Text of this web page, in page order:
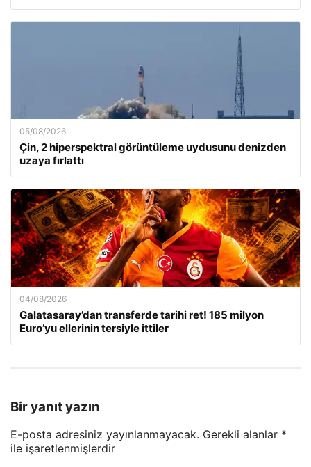
05/08/2026
Çin, 2 hiperspektral görüntüleme uydusunu denizden
uzaya fırlattı
04/08/2026
Galatasaray’dan transferde tarihi ret! 185 milyon
Euro’yu ellerinin tersiyle ittiler
Bir yanıt yazın
E-posta adresiniz yayınlanmayacak. Gerekli alanlar *
ile işaretlenmişlerdir